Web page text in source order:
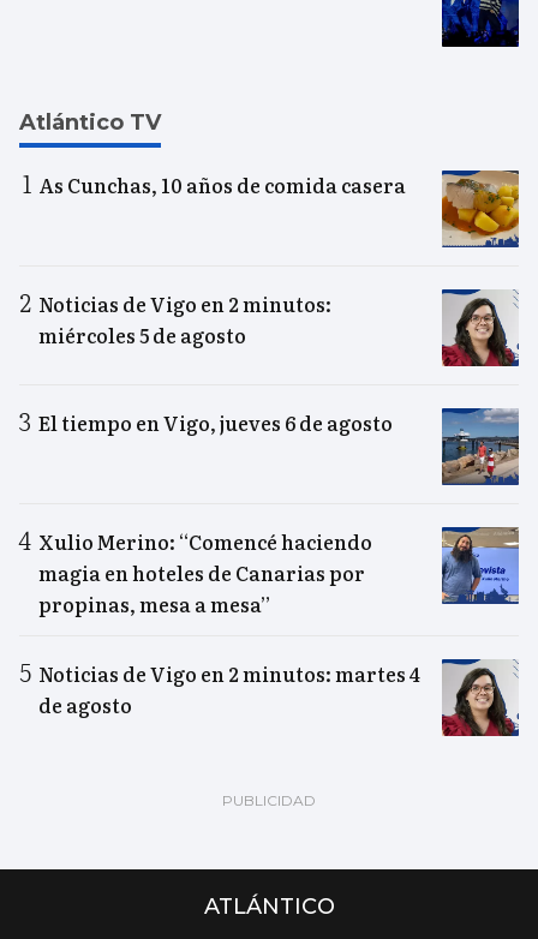
Atlántico TV
As Cunchas, 10 años de comida casera
Noticias de Vigo en 2 minutos:
miércoles 5 de agosto
El tiempo en Vigo, jueves 6 de agosto
Xulio Merino: “Comencé haciendo
magia en hoteles de Canarias por
propinas, mesa a mesa”
Noticias de Vigo en 2 minutos: martes 4
de agosto
ATLÁNTICO